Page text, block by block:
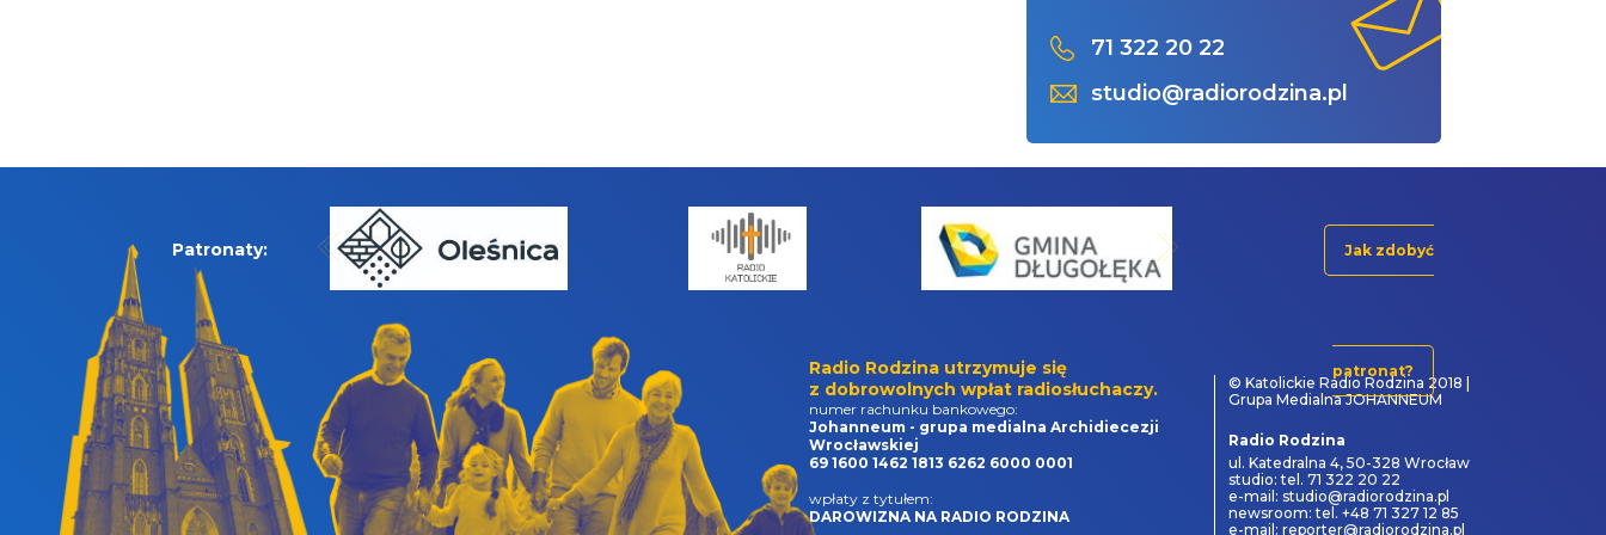
71 322 20 22
studio@radiorodzina.pl
Patronaty: Jak zdobyć
patronat?
Radio Rodzina utrzymuje się
z dobrowolnych wpłat radiosłuchaczy.
numer rachunku bankowego:
Johanneum - grupa medialna Archidiecezji
Wrocławskiej
69 1600 1462 1813 6262 6000 0001
wpłaty z tytułem:
DAROWIZNA NA RADIO RODZINA
© Katolickie Radio Rodzina 2018 |
Grupa Medialna JOHANNEUM
Radio Rodzina
ul. Katedralna 4, 50-328 Wrocław
studio: tel. 71 322 20 22
e-mail: studio@radiorodzina.pl
newsroom: tel. +48 71 327 12 85
e-mail: reporter@radiorodzina.pl